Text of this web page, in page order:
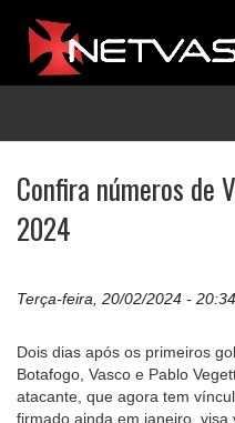
Confira números de
2024
Terça-feira, 20/02/2024 - 20:34
Dois dias após os primeiros
Botafogo, Vasco e Pablo
atacante, que agora tem
firmado ainda em janeiro,